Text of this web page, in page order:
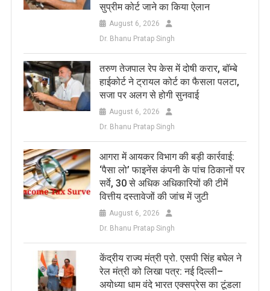
सुप्रीम कोर्ट जाने का किया ऐलान
August 6, 2026
Dr. Bhanu Pratap Singh
तरुण तेजपाल रेप केस में दोषी करार, बॉम्बे
हाईकोर्ट ने ट्रायल कोर्ट का फैसला पलटा,
सजा पर अलग से होगी सुनवाई
August 6, 2026
Dr. Bhanu Pratap Singh
आगरा में आयकर विभाग की बड़ी कार्रवाई:
‘पैसा लो’ फाइनेंस कंपनी के पांच ठिकानों पर
सर्वे, 30 से अधिक अधिकारियों की टीमें
वित्तीय दस्तावेजों की जांच में जुटी
August 6, 2026
Dr. Bhanu Pratap Singh
केंद्रीय राज्य मंत्री प्रो. एसपी सिंह बघेल ने
रेल मंत्री को लिखा पत्र: नई दिल्ली–
अयोध्या धाम वंदे भारत एक्सप्रेस का टूंडला